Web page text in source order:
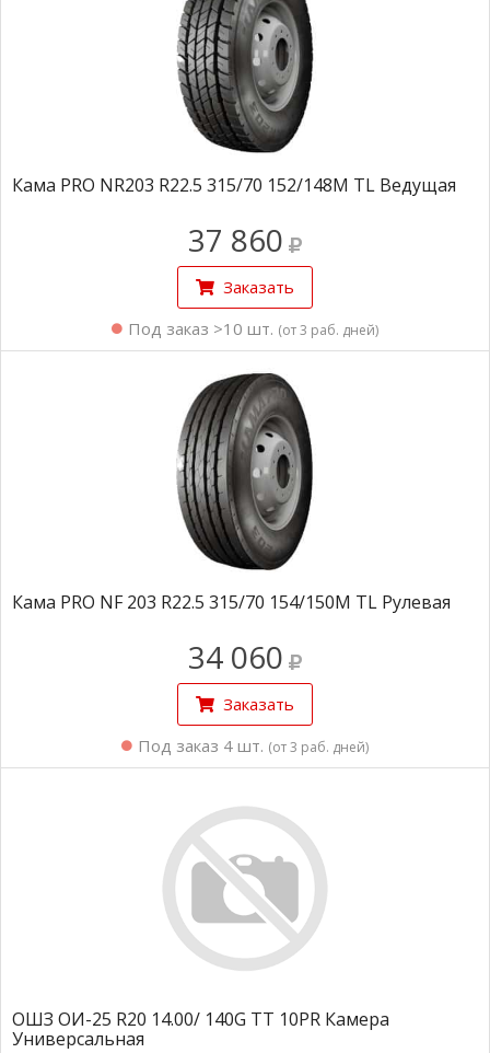
Кама PRO NR203 R22.5 315/70 152/148M TL Ведущая
37 860
Заказать
Под заказ >10 шт. (от 3 раб. дней)
Кама PRO NF 203 R22.5 315/70 154/150M TL Рулевая
34 060
Заказать
Под заказ 4 шт. (от 3 раб. дней)
ОШЗ ОИ-25 R20 14.00/ 140G TT 10PR Камера
Универсальная